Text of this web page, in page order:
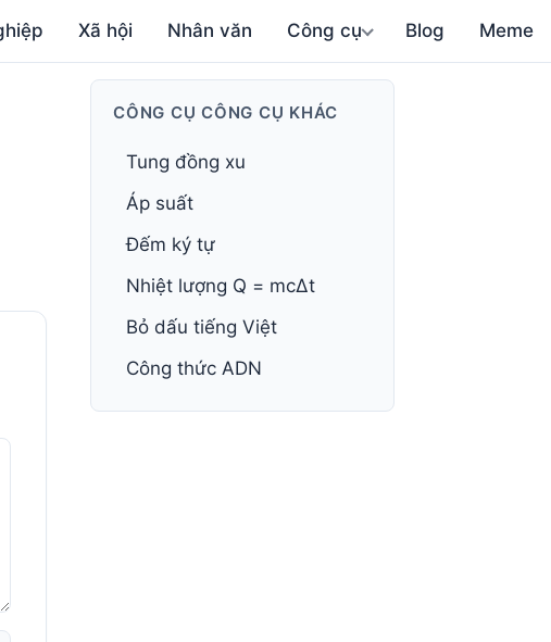
Xã hội Nhân văn Công cụ Blog Meme
CÔNG CỤ CÔNG CỤ KHÁC
Tung đồng xu
Áp suất
Đếm ký tự
Nhiệt lượng Q = mcΔt
Bỏ dấu tiếng Việt
Công thức ADN